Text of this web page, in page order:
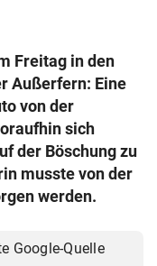
Freitag in den
Außerfern: Eine
von der
sich
der Böschung zu
musste von der
werden.
Google-Quelle